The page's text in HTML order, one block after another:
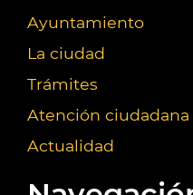
Ayuntamiento
La ciudad
Trámites
Atención ciudadana
Actualidad